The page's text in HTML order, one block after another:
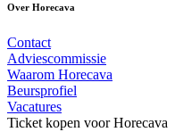
Over Horecava
Contact
Adviescommissie
Waarom Horecava
Beursprofiel
Vacatures
Ticket kopen voor Horecava